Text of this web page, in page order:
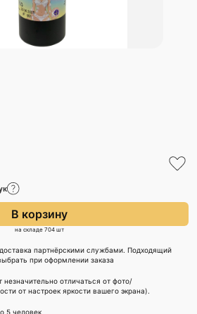
В корзину
на складе 704 шт
партнёрскими службами. Подходящий
при оформлении заказа
отличаться от фото/
от настроек яркости вашего экрана).
5 человек